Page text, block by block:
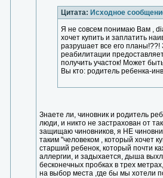
Цитата: Исходное
Я не совсем понимаю Вам ,
хочет купить и заплатить
разрушает все его планы!??!
реабилитации
получить участок! Может
Вы кто: родитель ребенка-
Знаете ли, чиновник и родитель
люди, и никто не застрахован от
защищаю чиновников, я НЕ
таким "человеком , который хочет
старший ребенок, который почти
аллергии, и задыхается, дыша
бесконечных пробках в трех
на выбор места ,где бы мы хотели